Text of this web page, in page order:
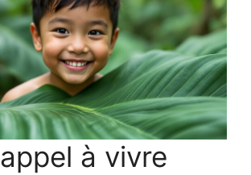
à vivre